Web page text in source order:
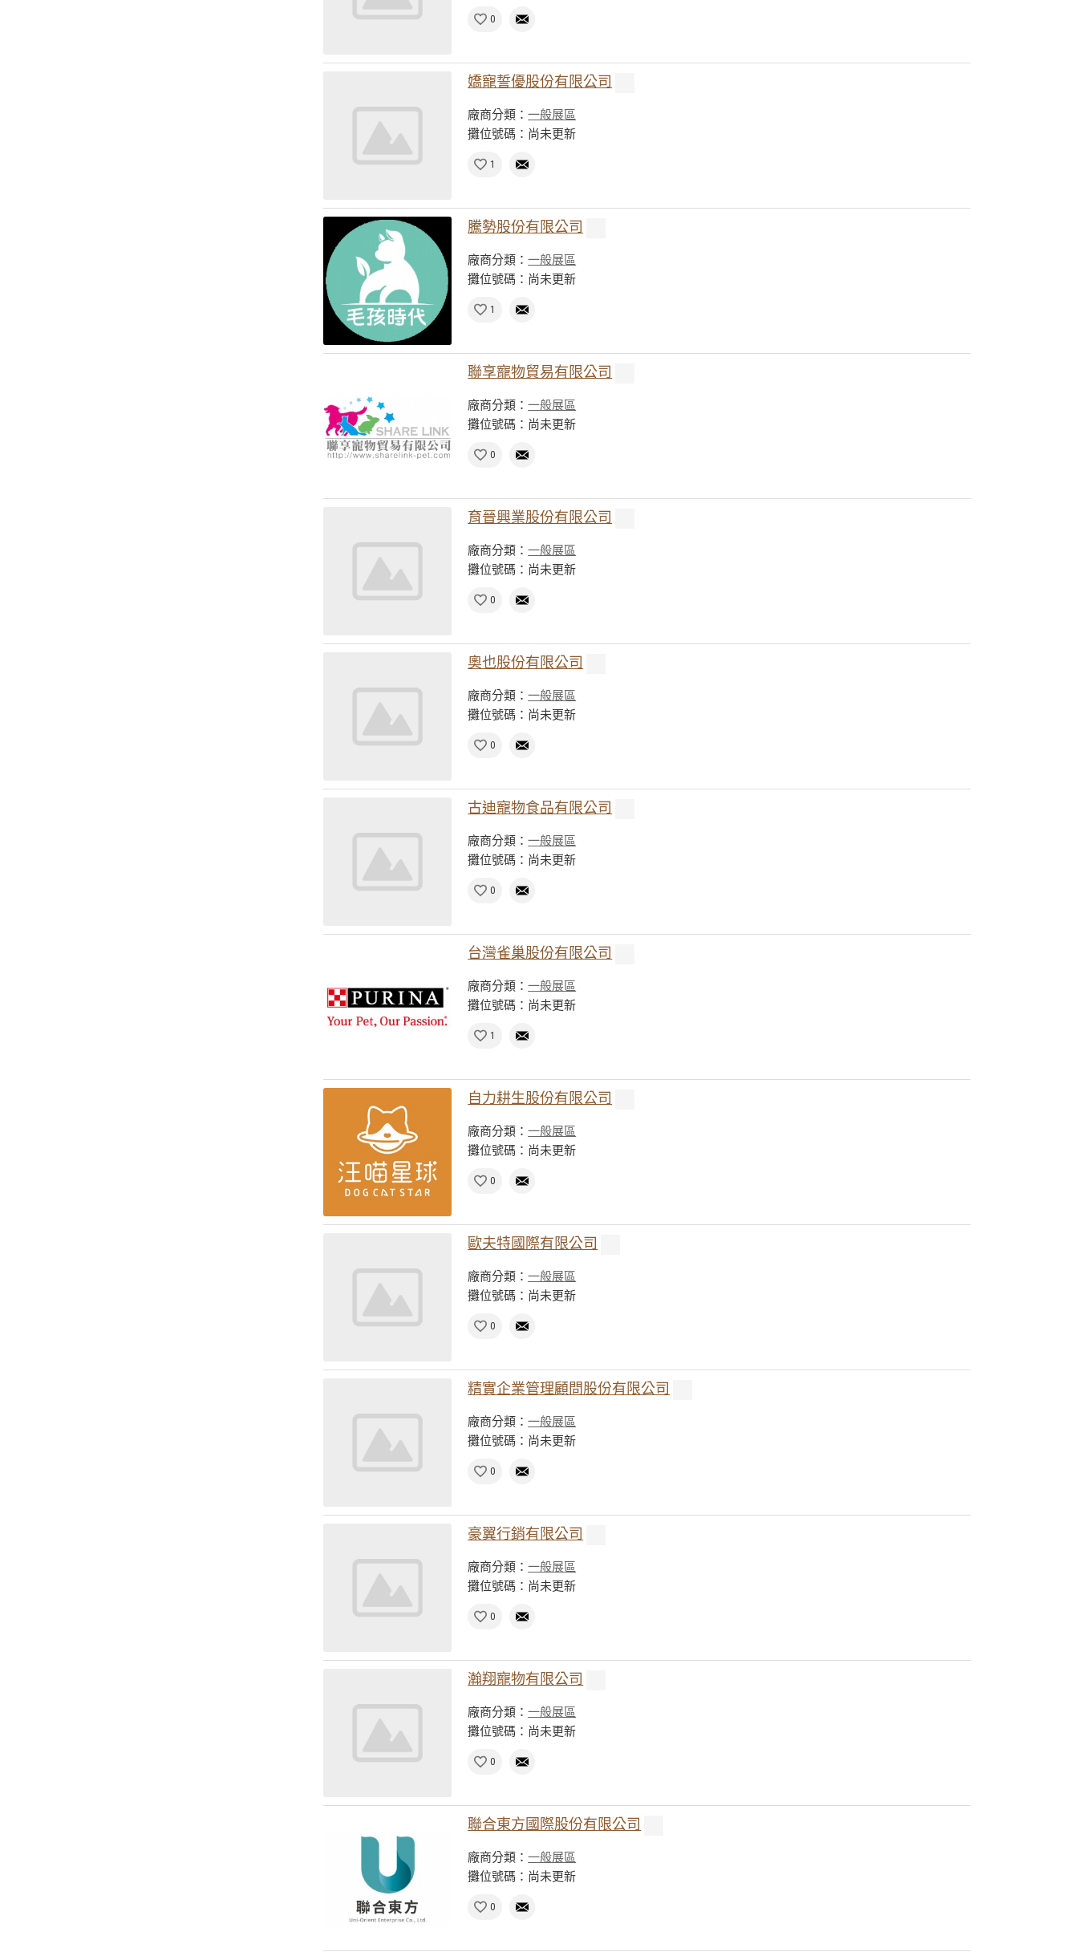
0
嬌寵誓優股份有限公司
廠商分類：一般展區
攤位號碼：尚未更新
1
騰勢股份有限公司
廠商分類：一般展區
攤位號碼：尚未更新
1
聯享寵物貿易有限公司
廠商分類：一般展區
攤位號碼：尚未更新
0
育晉興業股份有限公司
廠商分類：一般展區
攤位號碼：尚未更新
0
奧也股份有限公司
廠商分類：一般展區
攤位號碼：尚未更新
0
古迪寵物食品有限公司
廠商分類：一般展區
攤位號碼：尚未更新
0
台灣雀巢股份有限公司
廠商分類：一般展區
攤位號碼：尚未更新
1
自力耕生股份有限公司
廠商分類：一般展區
攤位號碼：尚未更新
0
歐夫特國際有限公司
廠商分類：一般展區
攤位號碼：尚未更新
0
精實企業管理顧問股份有限公司
廠商分類：一般展區
攤位號碼：尚未更新
0
豪翼行銷有限公司
廠商分類：一般展區
攤位號碼：尚未更新
0
瀚翔寵物有限公司
廠商分類：一般展區
攤位號碼：尚未更新
0
聯合東方國際股份有限公司
廠商分類：一般展區
攤位號碼：尚未更新
0